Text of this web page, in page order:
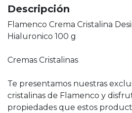
Descripción
Flamenco Crema Cristalina
Hialuronico 100 g
Cremas Cristalinas
Te presentamos nuestras
cristalinas de Flamenco y
propiedades que estos